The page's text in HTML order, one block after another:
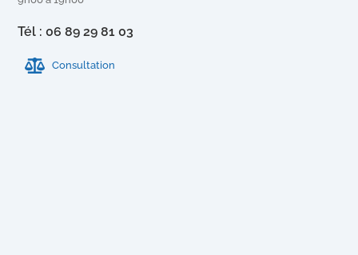
Tél : 06 89 29 81 03
Consultation